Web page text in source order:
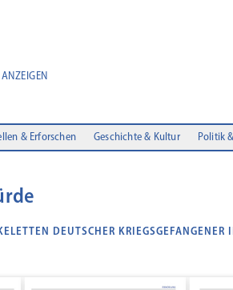
ANZEIGEN
& Erforschen Geschichte & Kultur Politik
DEUTSCHER KRIEGSGEFANGENER